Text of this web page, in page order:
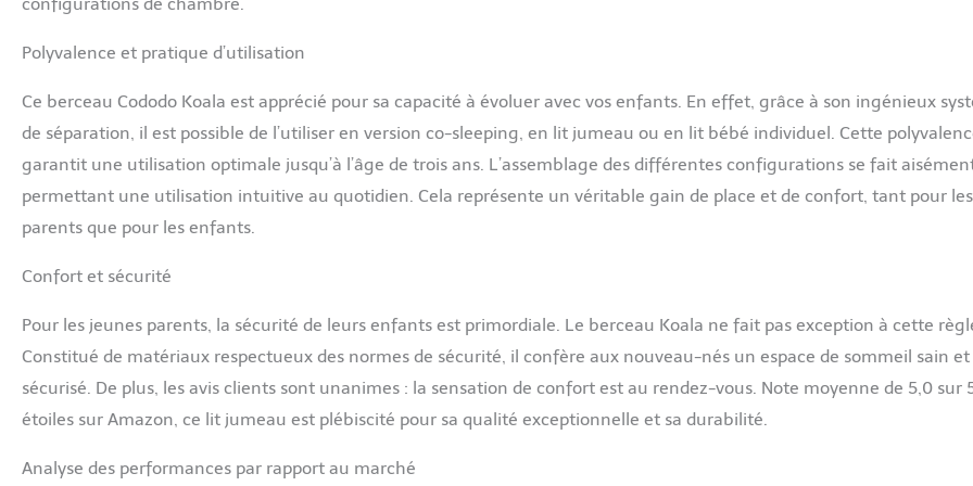
Polyvalence et pratique d’utilisation
Ce berceau Cododo Koala est apprécié pour sa capacité à évoluer avec vos enfants. En effet, grâce à son ingénieux
de séparation, il est possible de l’utiliser en version co-sleeping, en lit jumeau ou en lit bébé individuel. Cette
garantit une utilisation optimale jusqu’à l’âge de trois ans. L’assemblage des différentes configurations se fait
permettant une utilisation intuitive au quotidien. Cela représente un véritable gain de place et de confort, tant pour les
parents que pour les enfants.
Confort et sécurité
Pour les jeunes parents, la sécurité de leurs enfants est primordiale. Le berceau Koala ne fait pas exception à cette
Constitué de matériaux respectueux des normes de sécurité, il confère aux nouveau-nés un espace de sommeil sain et
sécurisé. De plus, les avis clients sont unanimes : la sensation de confort est au rendez-vous. Note moyenne de 5,0 sur
étoiles sur Amazon, ce lit jumeau est plébiscité pour sa qualité exceptionnelle et sa durabilité.
Analyse des performances par rapport au marché